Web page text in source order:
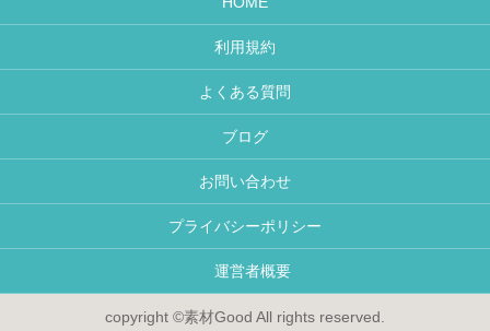
利用規約
よくある質問
ブログ
お問い合わせ
プライバシーポリシー
運営者概要
copyright ©素材Good All rights reserved.